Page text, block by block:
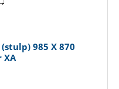
985 X 870
XA